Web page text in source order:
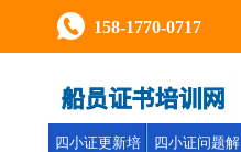
四小证更新培 四小证问题解
158-1770-0717